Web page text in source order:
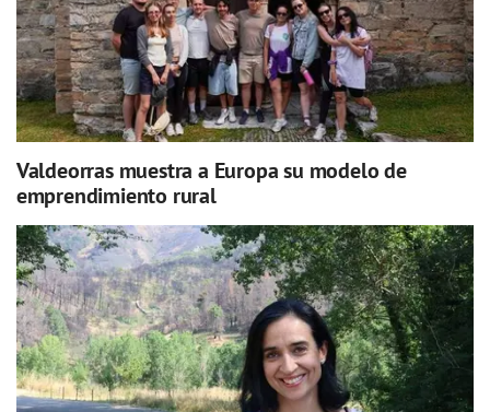
Valdeorras muestra a Europa su modelo de
emprendimiento rural